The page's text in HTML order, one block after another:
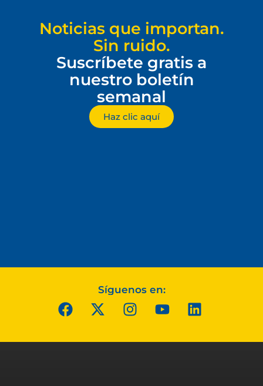
Noticias que importan.
Sin ruido.
Suscríbete gratis a
nuestro boletín
semanal
Haz clic aquí
Síguenos en: